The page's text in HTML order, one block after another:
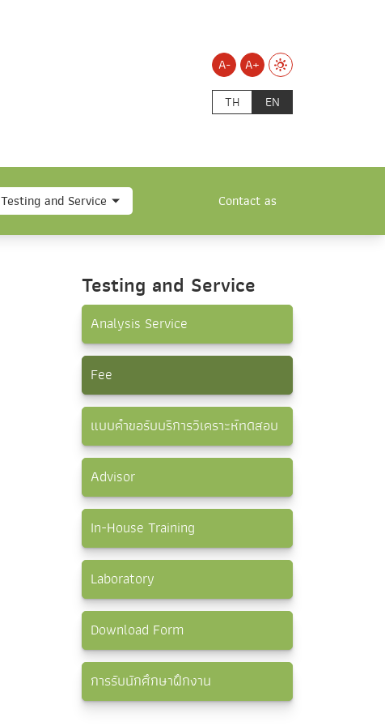
A-
A+
TH
EN
Testing and Service Contact as
Testing and Service
Analysis Service
Fee
แบบคำขอรับบริการวิเคราะห์ทดสอบ
Advisor
In-House Training
Laboratory
Download Form
การรับนักศึกษาฝึกงาน